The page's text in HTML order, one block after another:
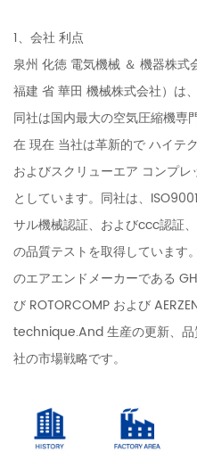
1、会社 利点
泉州 化徳 電気機械 ＆ 機器株
福建 省 華田 機械株式会社）は
同社は国内最大の空気圧縮機専
在 現在 当社は革新的で ハイ
およびスクリューエア コンプ
としています。同社は、
サル機械認証、およびccc認証
の品質テストを取得していま
のエアエンドメーカーである
び ROTORCOMP および
technique.And 生産の更新、品
社の市場戦略です。